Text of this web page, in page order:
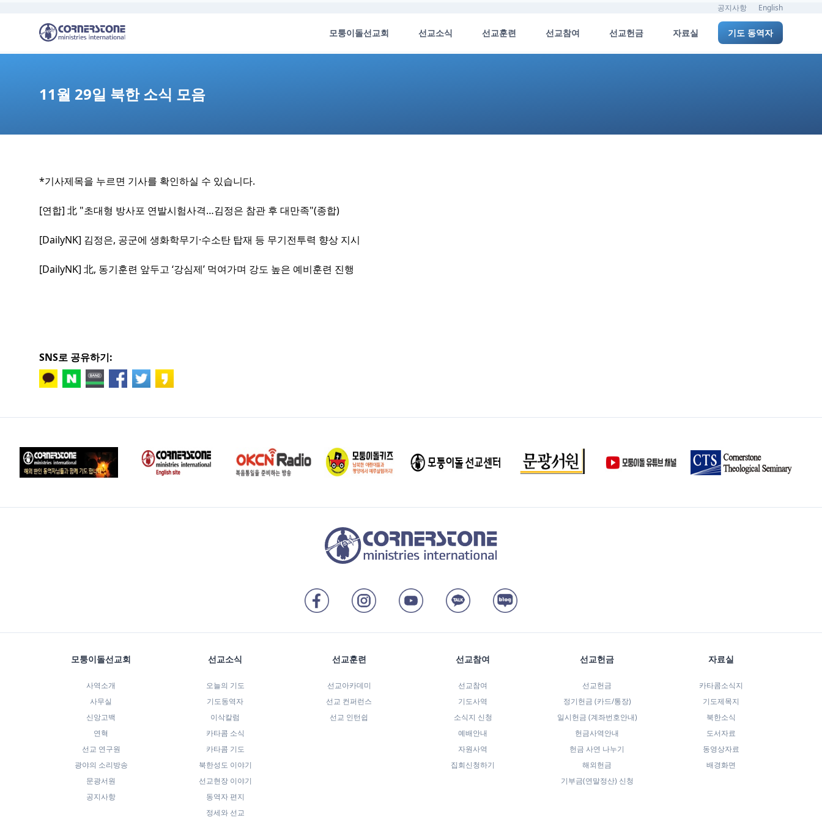
공지사항 English
모퉁이돌선교회 선교소식 선교훈련 선교참여 선교헌금 자료실 기도 동역자
11월 29일 북한 소식 모음
*기사제목을 누르면 기사를 확인하실 수 있습니다.
[연합] 北 "초대형 방사포 연발시험사격…김정은 참관 후 대만족"(종합)
[DailyNK] 김정은, 공군에 생화학무기·수소탄 탑재 등 무기전투력 향상 지시
[DailyNK] 北, 동기훈련 앞두고 ‘강심제’ 먹여가며 강도 높은 예비훈련 진행
SNS로 공유하기:
모퉁이돌선교회
사역소개
사무실
신앙고백
연혁
선교 연구원
광야의 소리방송
문광서원
공지사항
선교소식
오늘의 기도
기도동역자
이삭칼럼
카타콤 소식
카타콤 기도
북한성도 이야기
선교현장 이야기
동역자 편지
정세와 선교
선교훈련
선교아카데미
선교 컨퍼런스
선교 인턴쉽
선교참여
선교참여
기도사역
소식지 신청
예배안내
자원사역
집회신청하기
선교헌금
선교헌금
정기헌금 (카드/통장)
일시헌금 (계좌번호안내)
헌금사역안내
헌금 사연 나누기
해외헌금
기부금(연말정산) 신청
자료실
카타콤소식지
기도제목지
북한소식
도서자료
동영상자료
배경화면